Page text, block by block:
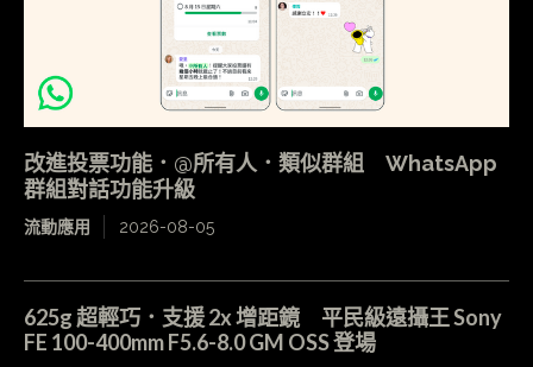
改進投票功能．@所有人．類似群組 WhatsApp
群組對話功能升級
流動應用 2026-08-05
625g 超輕巧．支援 2x 增距鏡 平民級遠攝王 Sony
FE 100-400mm F5.6-8.0 GM OSS 登場